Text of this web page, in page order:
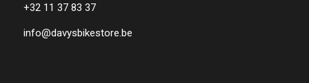
+32 11 37 83 37
info@davysbikestore.be